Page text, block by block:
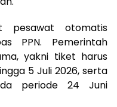
pesawat otomatis
PPN. Pemerintah
yakni tiket harus
5 Juli 2026, serta
periode 24 Juni